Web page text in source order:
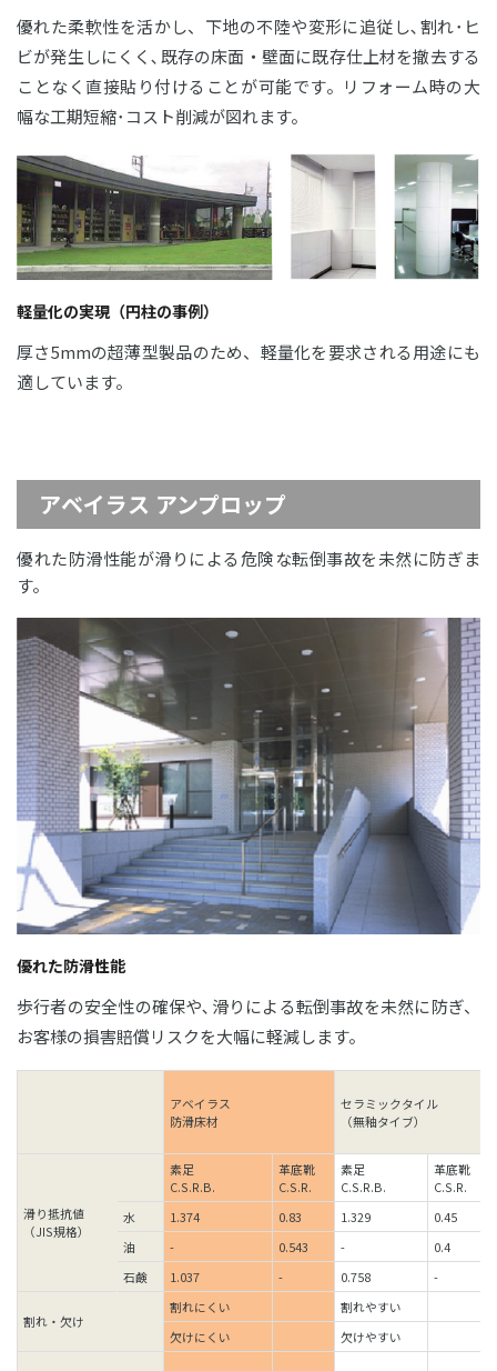
優れた柔軟性を活かし、下地の不陸や変形に追従し､割れ･ヒ
ビが発生しにくく､既存の床面・壁面に既存仕上材を撤去する
ことなく直接貼り付けることが可能です。リフォーム時の大
幅な工期短縮･コスト削減が図れます。
軽量化の実現（円柱の事例）
厚さ5mmの超薄型製品のため、軽量化を要求される用途にも
適しています。
アベイラス アンプロップ
優れた防滑性能が滑りによる危険な転倒事故を未然に防ぎま
す。
優れた防滑性能
歩行者の安全性の確保や､滑りによる転倒事故を未然に防ぎ、
お客様の損害賠償リスクを大幅に軽減します。
アベイラス
防滑床材
セラミックタイル
（無釉タイブ）
滑り抵抗値
（JIS規格）
素足
C.S.R.B.
革底靴
C.S.R.
素足
C.S.R.B.
革底靴
C.S.R.
水
1.374 0.83 1.329 0.45
油
- 0.543 - 0.4
石鹸
1.037 - 0.758 -
割れ・欠け
割れにくい 割れやすい
欠けにくい
欠けやすい